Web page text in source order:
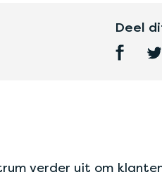
Deel
verder uit om